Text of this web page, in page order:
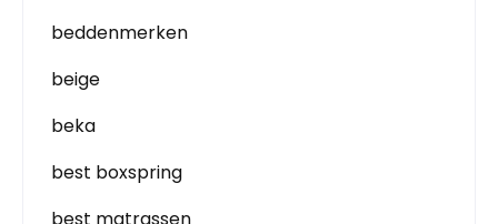
beddenmerken
beige
beka
best boxspring